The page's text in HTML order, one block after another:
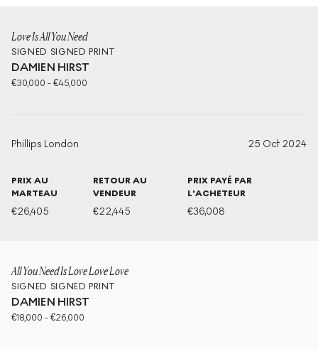
Love Is All You Need
SIGNED SIGNED PRINT
DAMIEN HIRST
€30,000 -€45,000
Phillips London 25 Oct 2024
PRIX AU
MARTEAU
€26,405
RETOUR AU
VENDEUR
€22,445
PRIX PAYÉ PAR
L'ACHETEUR
€36,008
All You Need Is Love Love Love
SIGNED SIGNED PRINT
DAMIEN HIRST
€18,000 -€26,000